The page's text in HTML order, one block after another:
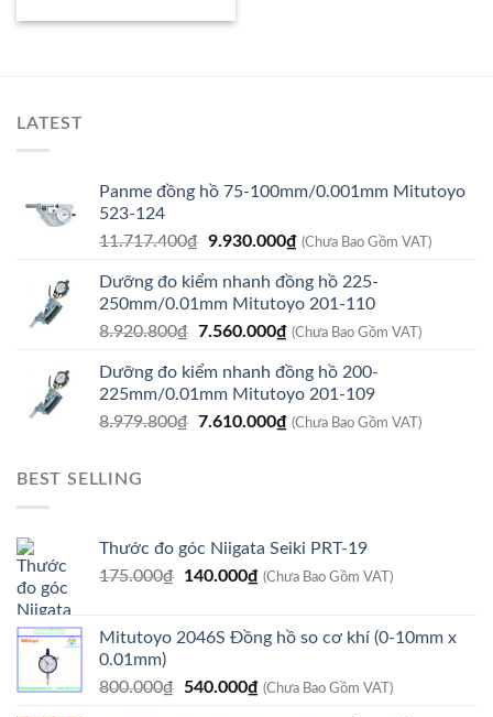
14.664.000₫.là:
LATEST
Panme đồng hồ 75-100mm/0.001mm Mitutoyo
523-124
11.717.400₫ Giá
là:
11.717.400₫.
9.930.000₫Giá
tại
là:
9.930.000₫.
(Chưa Bao Gồm VAT)
Dưỡng đo kiểm nhanh đồng hồ 225-
250mm/0.01mm Mitutoyo 201-110
8.920.800₫ Giá
là:
8.920.800₫.
7.560.000₫Giá
tại
là:
7.560.000₫.
(Chưa Bao Gồm VAT)
Dưỡng đo kiểm nhanh đồng hồ 200-
225mm/0.01mm Mitutoyo 201-109
8.979.800₫ Giá
7.610.000₫Giá
(Chưa Bao Gồm VAT)
BEST SELLING
Thước đo góc Niigata Seiki PRT-19
175.000₫
Giá
175.000₫.
140.000₫Giá
là:
(Chưa Bao Gồm VAT)
Mitutoyo 2046S Đồng hồ so cơ khí (0-10mm x
0.01mm)
800.000₫
Giá
540.000₫Giá
(Chưa Bao Gồm VAT)